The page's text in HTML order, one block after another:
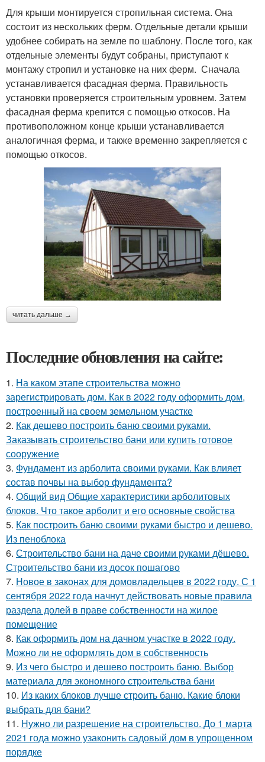
Для крыши монтируется стропильная система. Она
состоит из нескольких ферм. Отдельные детали крыши
удобнее собирать на земле по шаблону. После того, как
отдельные элементы будут собраны, приступают к
монтажу стропил и установке на них ферм. Сначала
устанавливается фасадная ферма. Правильность
установки проверяется строительным уровнем. Затем
фасадная ферма крепится с помощью откосов. На
противоположном конце крыши устанавливается
аналогичная ферма, и также временно закрепляется с
помощью откосов.
читать дальше →
Последние обновления на сайте:
1. На каком этапе строительства можно
зарегистрировать дом. Как в 2022 году оформить дом,
построенный на своем земельном участке
2. Как дешево построить баню своими руками.
Заказывать строительство бани или купить готовое
сооружение
3. Фундамент из арболита своими руками. Как влияет
состав почвы на выбор фундамента?
4. Общий вид Общие характеристики арболитовых
блоков. Что такое арболит и его основные свойства
5. Как построить баню своими руками быстро и дешево.
Из пеноблока
6. Строительство бани на даче своими руками дёшево.
Строительство бани из досок пошагово
7. Новое в законах для домовладельцев в 2022 году. С 1
сентября 2022 года начнут действовать новые правила
раздела долей в праве собственности на жилое
помещение
8. Как оформить дом на дачном участке в 2022 году.
Можно ли не оформлять дом в собственность
9. Из чего быстро и дешево построить баню. Выбор
материала для экономного строительства бани
10. Из каких блоков лучше строить баню. Какие блоки
выбрать для бани?
11. Нужно ли разрешение на строительство. До 1 марта
2021 года можно узаконить садовый дом в упрощенном
порядке